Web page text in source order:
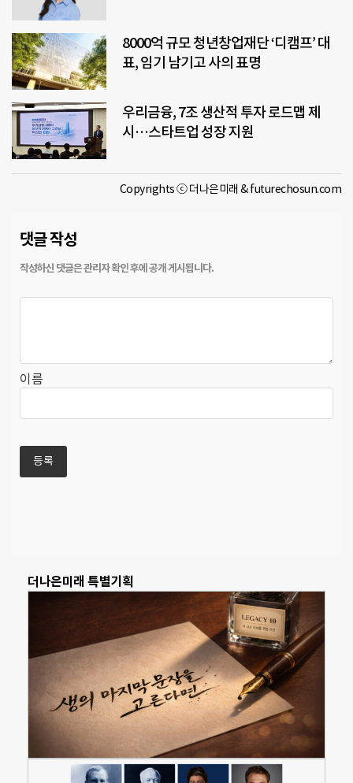
8000억 규모 청년창업재단 ‘디캠프’ 대
표, 임기 남기고 사의 표명
우리금융, 7조 생산적 투자 로드맵 제
시…스타트업 성장 지원
Copyrights ⓒ 더나은미래 & futurechosun.com
댓글 작성
이름
더나은미래 특별기획